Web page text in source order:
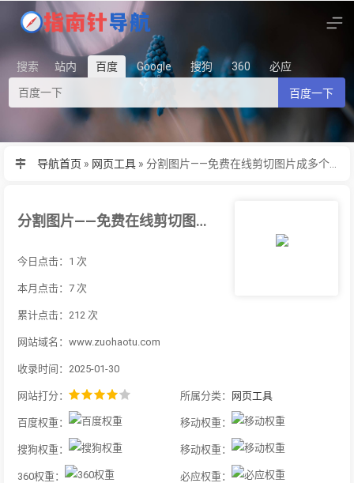
搜索 站内 百度 Google 搜狗 360 必应
百度一下
导航首页 » 网页工具 »
分割图片——免费在线剪切图片成多个小图片
今日点击：1 次
本月点击：7 次
累计点击：212 次
网站域名：www.zuohaotu.com
收录时间：2025-01-30
网站打分： 所属分类： 网页工具
百度权重： 移动权重：
搜狗权重： 移动权重：
360权重： 必应权重：